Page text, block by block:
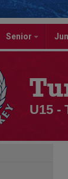
Senior
U15 -